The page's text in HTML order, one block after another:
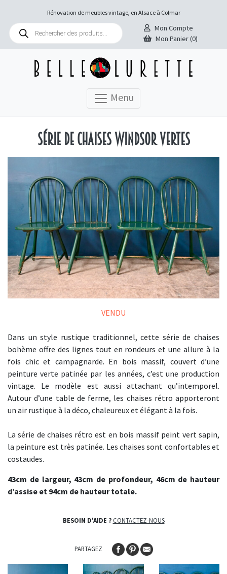
Rénovation de meubles vintage, en Alsace à Colmar
Recherche
produits
Mon Compte
Mon Panier (0)
Menu
Série de chaises Windsor vertes
VENDU
Dans un style rustique traditionnel, cette série de chaises
bohème offre des lignes tout en rondeurs et une allure à la
fois chic et campagnarde. En bois massif, couvert d’une
peinture verte patinée par les années, c’est une production
vintage. Le modèle est aussi attachant qu’intemporel.
Autour d’une table de ferme, les chaises rétro apporteront
un air rustique à la déco, chaleureux et élégant à la fois.
La série de chaises rétro est en bois massif peint vert sapin,
la peinture est très patinée. Les chaises sont confortables et
costaudes.
43cm de largeur, 43cm de profondeur, 46cm de hauteur
d’assise et 94cm de hauteur totale.
BESOIN D'AIDE ? CONTACTEZ-NOUS
PARTAGEZ